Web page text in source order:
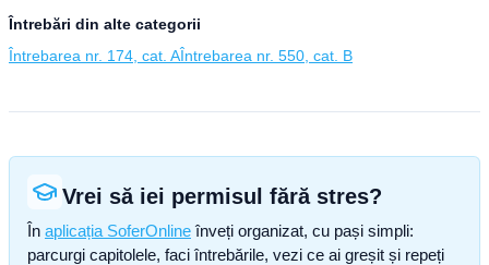
Întrebări din alte categorii
Întrebarea nr. 174, cat. AÎntrebarea nr. 550, cat. B
Vrei să iei permisul fără stres?
În aplicația SoferOnline înveți organizat, cu pași simpli:
parcurgi capitolele, faci întrebările, vezi ce ai greșit și repeți